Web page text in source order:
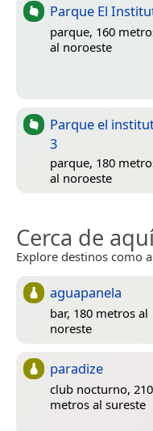
Parque El
parque, 160
al noroeste
Parque el
3
parque, 180
al noroeste
Cerca de
Explore destinos como
aguapanela
bar, 180 metros al
noreste
paradize
club nocturno, 210
metros al sureste